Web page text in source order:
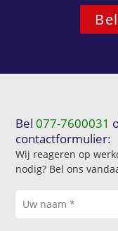
Bel077-7600031
contactformulier:
Wij reageren op
nodig? Bel ons